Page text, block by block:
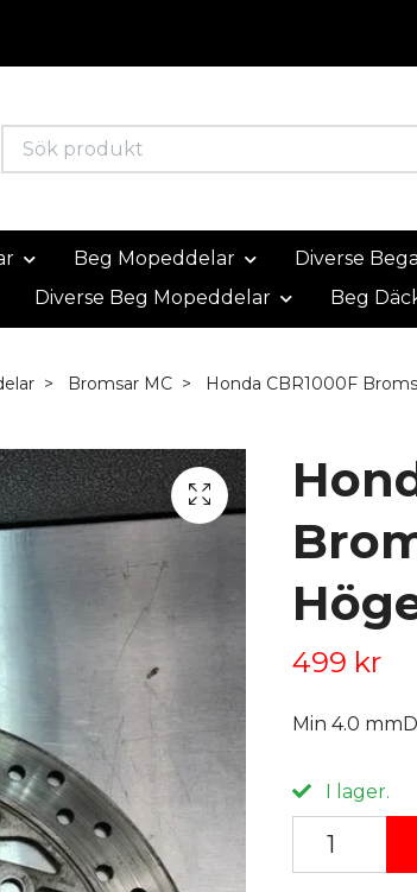
Beg Mopeddelar
Diverse
Diverse Beg Mopeddelar Beg
Bromsar MC Honda CBR1000F
499 kr
Min 4.0
I lager.